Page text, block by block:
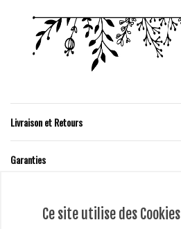
Livraison et Retours
Garanties
VOTRE COMPTECe site utilise des Cookies